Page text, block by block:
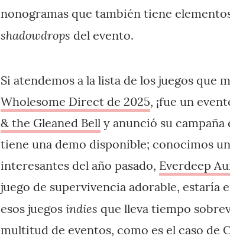
nonogramas que también tiene
shadowdrops del evento.
Si atendemos a la lista de los juegos que
Wholesome Direct de 2025, ¡fue un
& the Gleaned Bell y anunció su
tiene una demo disponible; conocimos
interesantes del año pasado, Everdeep
juego de supervivencia adorable, estaría
esos juegos indies que lleva tiempo
multitud de eventos, como es el caso de